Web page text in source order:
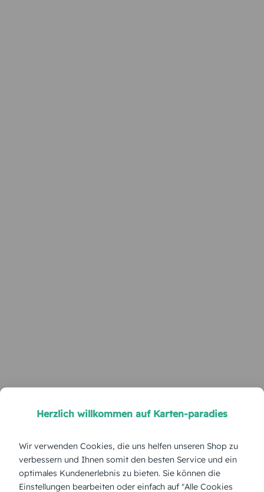
Herzlich willkommen auf Karten-paradies
Wir verwenden Cookies, die uns helfen unseren Shop zu
verbessern und Ihnen somit den besten Service und ein
optimales Kundenerlebnis zu bieten. Sie können die
Einstellungen bearbeiten oder einfach auf "Alle Cookies